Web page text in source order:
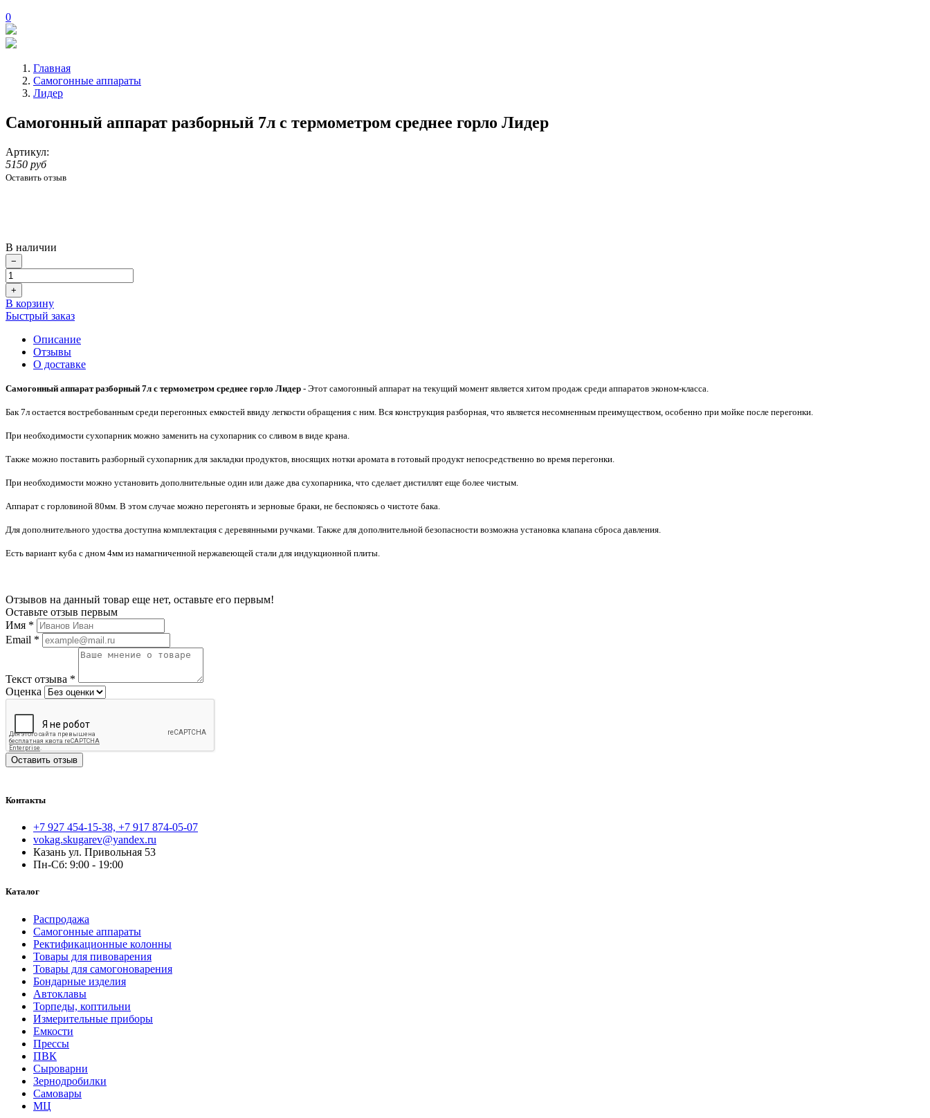
0
Главная
Самогонные аппараты
Лидер
Самогонный аппарат разборный 7л с термометром среднее горло Лидер
Артикул:
5150 руб
Оставить отзыв
В наличии
−
+
В корзину
Быстрый заказ
Описание
Отзывы
О доставке
Самогонный аппарат разборный 7л с термометром среднее горло Лидер - Этот самогонный аппарат на текущий момент является хитом продаж среди аппаратов эконом-класса.
Бак 7л остается востребованным среди перегонных емкостей ввиду легкости обращения с ним. Вся конструкция разборная, что является несомненным преимуществом, особенно при мойке после перегонки.
При необходимости сухопарник можно заменить на сухопарник со сливом в виде крана.
Также можно поставить разборный сухопарник для закладки продуктов, вносящих нотки аромата в готовый продукт непосредственно во время перегонки.
При необходимости можно установить дополнительные один или даже два сухопарника, что сделает дистиллят еще более чистым.
Аппарат с горловиной 80мм. В этом случае можно перегонять и зерновые браки, не беспокоясь о чистоте бака.
Для дополнительного удоства доступна комплектация с деревянными ручками. Также для дополнительной безопасности возможна установка клапана сброса давления.
Есть вариант куба с дном 4мм из намагниченной нержавеющей стали для индукционной плиты.
Отзывов на данный товар еще нет, оставьте его первым!
Оставьте отзыв первым
Имя *
Email *
Текст отзыва *
Оценка
Оставить отзыв
Контакты
+7 927 454-15-38, +7 917 874-05-07
vokag.skugarev@yandex.ru
Казань ул. Привольная 53
Пн-Сб: 9:00 - 19:00
Каталог
Распродажа
Самогонные аппараты
Ректификационные колонны
Товары для пивоварения
Товары для самогоноварения
Бондарные изделия
Автоклавы
Торпеды, коптильни
Измерительные приборы
Емкости
Прессы
ПВК
Сыроварни
Зернодробилки
Самовары
МЦ